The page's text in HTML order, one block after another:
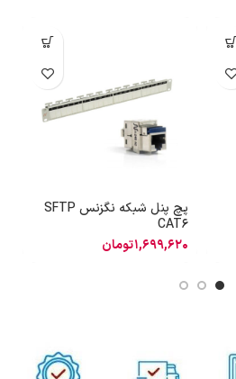
پچ پنل شبکه نگزنس SFTP
CAT6
1,699,620تومان